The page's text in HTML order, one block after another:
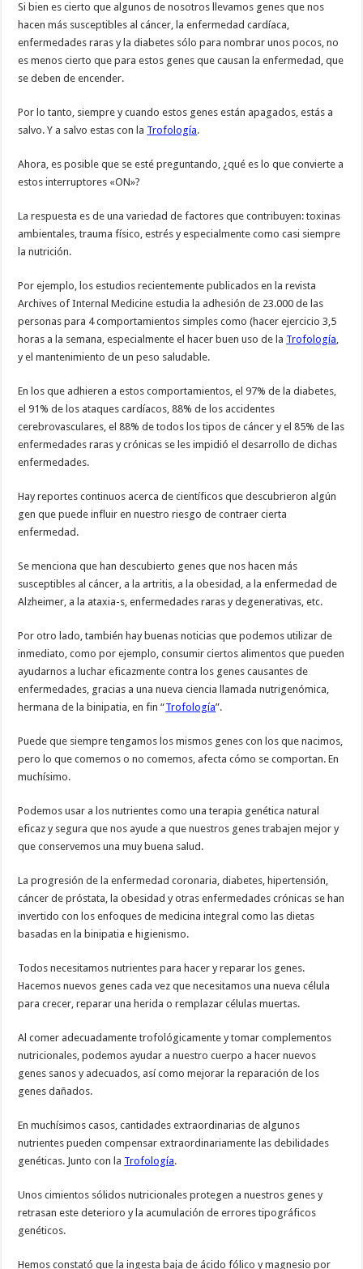
Si bien es cierto que algunos de nosotros llevamos genes que nos
hacen más susceptibles al cáncer, la enfermedad cardíaca,
enfermedades raras y la diabetes sólo para nombrar unos pocos, no
es menos cierto que para estos genes que causan la enfermedad, que
se deben de encender.
Por lo tanto, siempre y cuando estos genes están apagados, estás a
salvo. Y a salvo estas con la Trofología.
Ahora, es posible que se esté preguntando, ¿qué es lo que convierte a
estos interruptores «ON»?
La respuesta es de una variedad de factores que contribuyen: toxinas
ambientales, trauma físico, estrés y especialmente como casi siempre
la nutrición.
Por ejemplo, los estudios recientemente publicados en la revista
Archives of Internal Medicine estudia la adhesión de 23.000 de las
personas para 4 comportamientos simples como (hacer ejercicio 3,5
horas a la semana, especialmente el hacer buen uso de la Trofología,
y el mantenimiento de un peso saludable.
En los que adhieren a estos comportamientos, el 97% de la diabetes,
el 91% de los ataques cardíacos, 88% de los accidentes
cerebrovasculares, el 88% de todos los tipos de cáncer y el 85% de las
enfermedades raras y crónicas se les impidió el desarrollo de dichas
enfermedades.
Hay reportes continuos acerca de científicos que descubrieron algún
gen que puede influir en nuestro riesgo de contraer cierta
enfermedad.
Se menciona que han descubierto genes que nos hacen más
susceptibles al cáncer, a la artritis, a la obesidad, a la enfermedad de
Alzheimer, a la ataxia-s, enfermedades raras y degenerativas, etc.
Por otro lado, también hay buenas noticias que podemos utilizar de
inmediato, como por ejemplo, consumir ciertos alimentos que pueden
ayudarnos a luchar eficazmente contra los genes causantes de
enfermedades, gracias a una nueva ciencia llamada nutrigenómica,
hermana de la binipatia, en fin “Trofología”.
Puede que siempre tengamos los mismos genes con los que nacimos,
pero lo que comemos o no comemos, afecta cómo se comportan. En
muchísimo.
Podemos usar a los nutrientes como una terapia genética natural
eficaz y segura que nos ayude a que nuestros genes trabajen mejor y
que conservemos una muy buena salud.
La progresión de la enfermedad coronaria, diabetes, hipertensión,
cáncer de próstata, la obesidad y otras enfermedades crónicas se han
invertido con los enfoques de medicina integral como las dietas
basadas en la binipatia e higienismo.
Todos necesitamos nutrientes para hacer y reparar los genes.
Hacemos nuevos genes cada vez que necesitamos una nueva célula
para crecer, reparar una herida o remplazar células muertas.
Al comer adecuadamente trofológicamente y tomar complementos
nutricionales, podemos ayudar a nuestro cuerpo a hacer nuevos
genes sanos y adecuados, así como mejorar la reparación de los
genes dañados.
En muchísimos casos, cantidades extraordinarias de algunos
nutrientes pueden compensar extraordinariamente las debilidades
genéticas. Junto con la Trofología.
Unos cimientos sólidos nutricionales protegen a nuestros genes y
retrasan este deterioro y la acumulación de errores tipográficos
genéticos.
Hemos constató que la ingesta baja de ácido fólico y magnesio por